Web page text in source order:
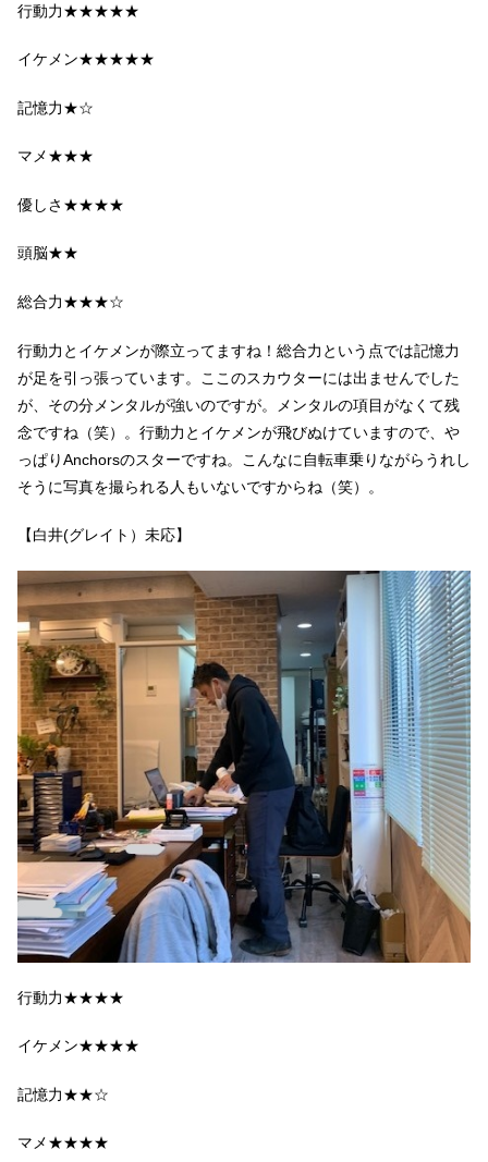
行動力★★★★★
イケメン★★★★★
記憶力★☆
マメ★★★
優しさ★★★★
頭脳★★
総合力★★★☆
行動力とイケメンが際立ってますね！総合力という点では記憶力
が足を引っ張っています。ここのスカウターには出ませんでした
が、その分メンタルが強いのですが。メンタルの項目がなくて残
念ですね（笑）。行動力とイケメンが飛びぬけていますので、や
っぱりAnchorsのスターですね。こんなに自転車乗りながらうれし
そうに写真を撮られる人もいないですからね（笑）。
【白井(グレイト）未応】
行動力★★★★
イケメン★★★★
記憶力★★☆
マメ★★★★